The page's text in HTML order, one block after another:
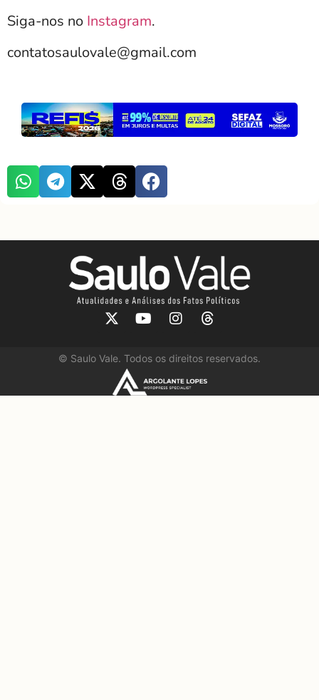
Siga-nos no Instagram.
contatosaulovale@gmail.com
© Saulo Vale. Todos os direitos reservados.